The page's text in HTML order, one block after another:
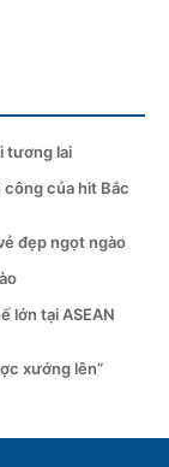
tương lai
công của hit Bắc
đẹp ngọt ngào
lớn tại ASEAN
xướng lên”